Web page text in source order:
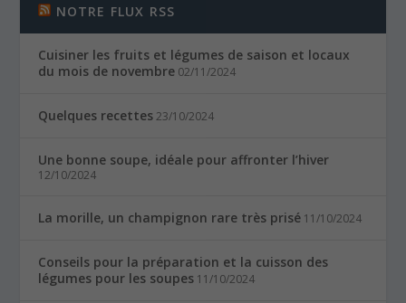
NOTRE FLUX RSS
Cuisiner les fruits et légumes de saison et locaux
du mois de novembre 02/11/2024
Quelques recettes 23/10/2024
Une bonne soupe, idéale pour affronter l’hiver
12/10/2024
La morille, un champignon rare très prisé 11/10/2024
Conseils pour la préparation et la cuisson des
légumes pour les soupes 11/10/2024